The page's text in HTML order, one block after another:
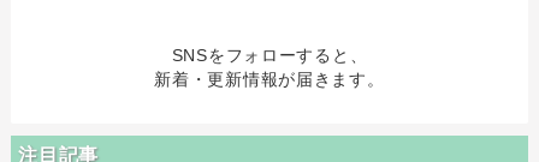
SNSをフォローすると、
新着・更新情報が届きます。
注目記事